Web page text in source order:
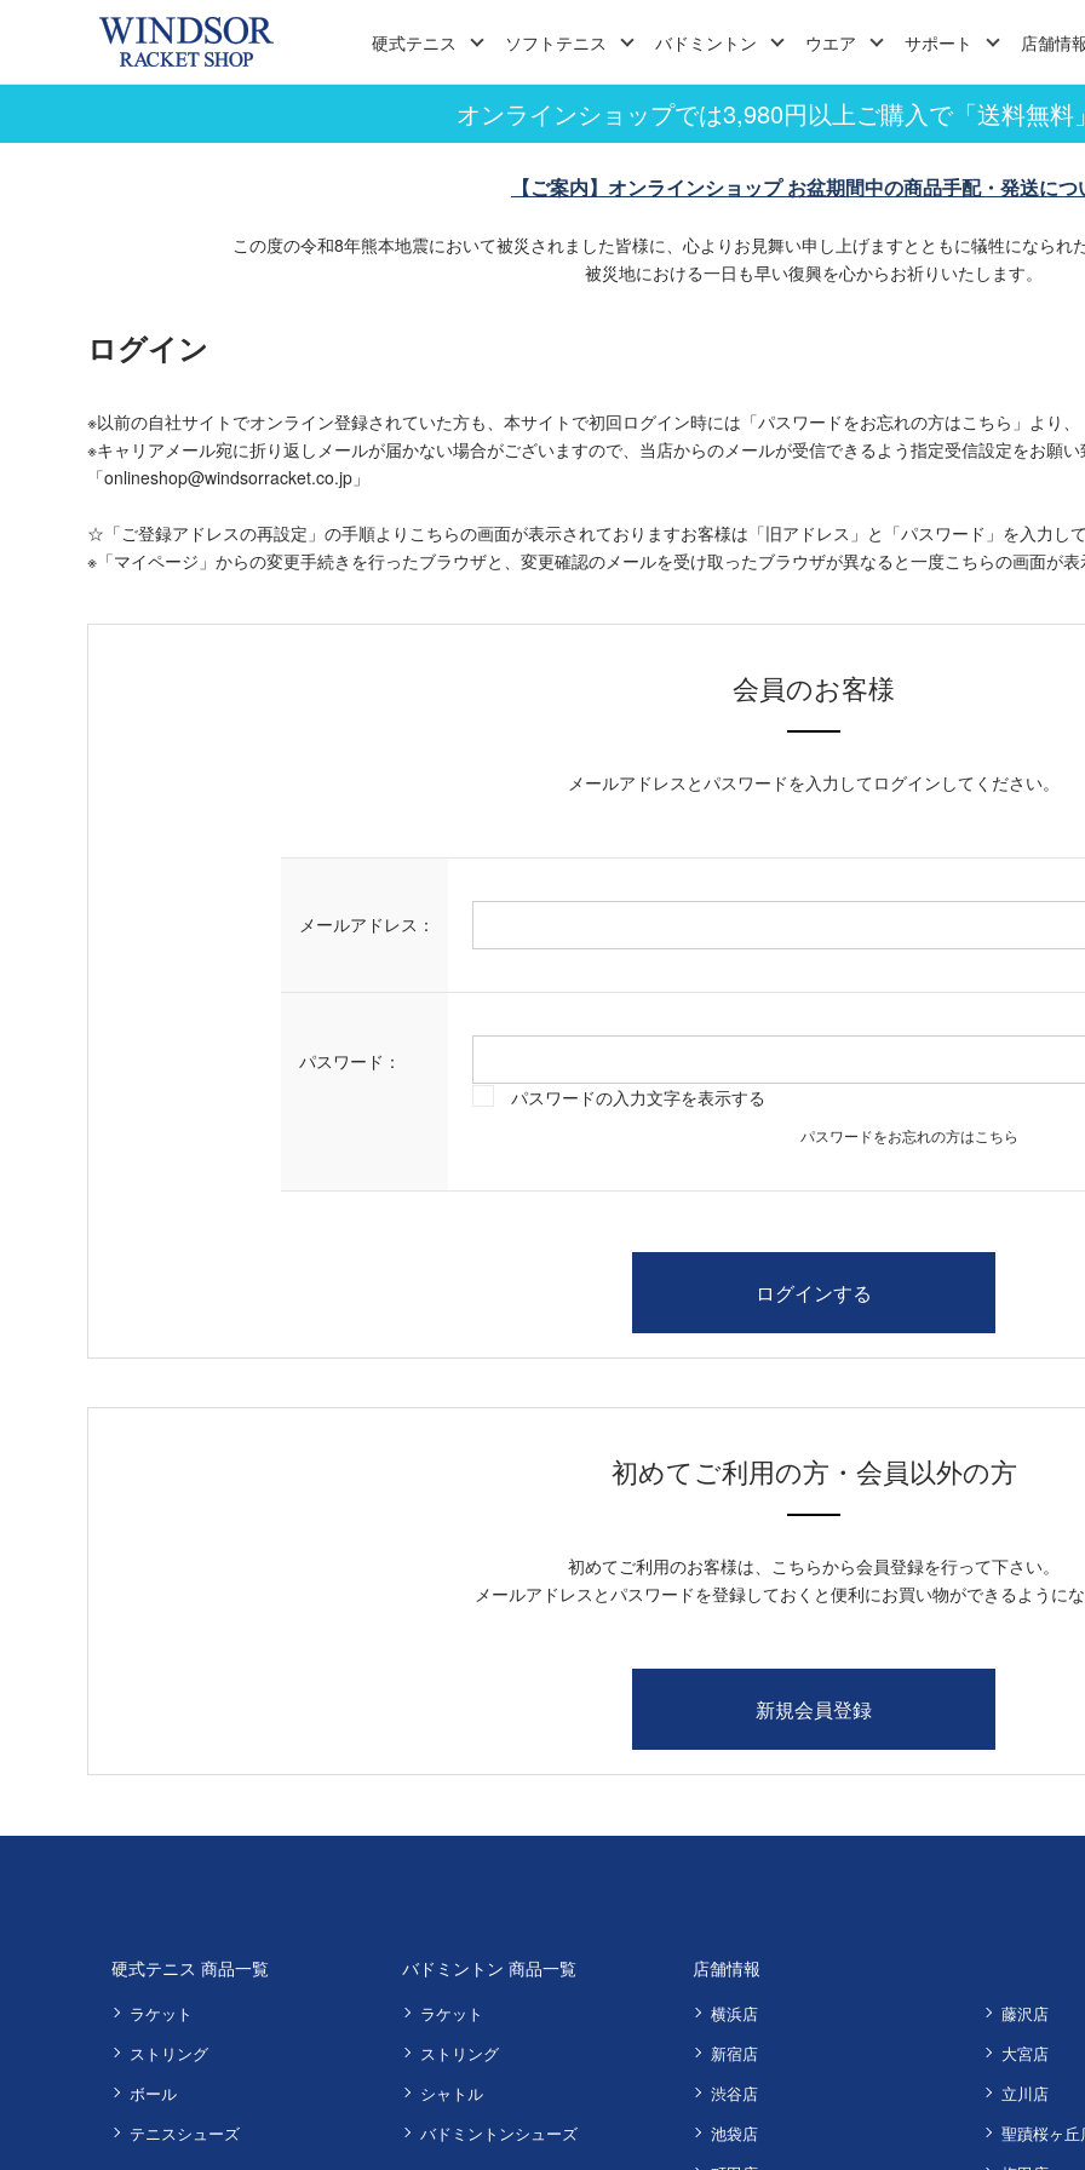
硬式テニス ソフトテニス バドミントン ウエア サポート 店舗情
オンラインショップでは3,980円以上ご購入で「送料無料
【ご案内】オンラインショップ お盆期間中の商品手配・発送につ
この度の令和8年熊本地震において被災されました皆様に、心よりお見舞い申し上げますとともに犠牲になられ
被災地における一日も早い復興を心からお祈りいたします。
ログイン
※以前の自社サイトでオンライン登録されていた方も、本サイトで初回ログイン時には「パスワードをお忘れの方はこちら」より
※キャリアメール宛に折り返しメールが届かない場合がございますので、当店からのメールが受信できるよう指定受信設定をお願
「onlineshop@windsorracket.co.jp」
☆「ご登録アドレスの再設定」の手順よりこちらの画面が表示されておりますお客様は「旧アドレス」と「パスワード」を入力し
※「マイページ」からの変更手続きを行ったブラウザと、変更確認のメールを受け取ったブラウザが異なると一度こちらの画面が
会員のお客様
メールアドレスとパスワードを入力してログインしてください。
メールアドレス：
パスワード：
パスワードの入力文字を表示する
パスワードをお忘れの方はこちら
初めてご利用の方・会員以外の方
初めてご利用のお客様は、こちらから会員登録を行って下さい。
メールアドレスとパスワードを登録しておくと便利にお買い物ができるように
硬式テニス 商品一覧
ラケット
ストリング
ボール
テニスシューズ
バドミントン 商品一覧
ラケット
ストリング
シャトル
バドミントンシューズ
店舗情報
横浜店
新宿店
渋谷店
池袋店
藤沢店
大宮店
立川店
聖蹟桜ヶ丘